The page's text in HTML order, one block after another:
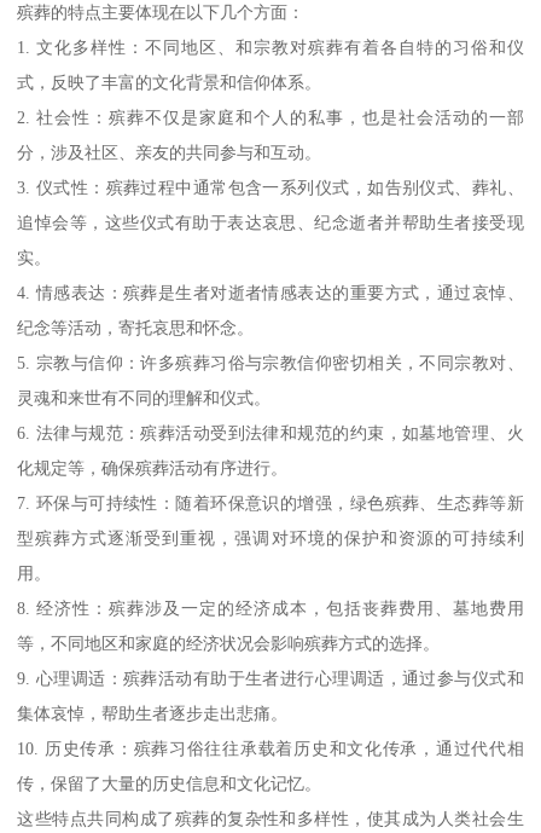
殡葬的特点主要体现在以下几个方面：
1. 文化多样性：不同地区、和宗教对殡葬有着各自特的习俗和仪
式，反映了丰富的文化背景和信仰体系。
2. 社会性：殡葬不仅是家庭和个人的私事，也是社会活动的一部
分，涉及社区、亲友的共同参与和互动。
3. 仪式性：殡葬过程中通常包含一系列仪式，如告别仪式、葬礼、
追悼会等，这些仪式有助于表达哀思、纪念逝者并帮助生者接受现
实。
4. 情感表达：殡葬是生者对逝者情感表达的重要方式，通过哀悼、
纪念等活动，寄托哀思和怀念。
5. 宗教与信仰：许多殡葬习俗与宗教信仰密切相关，不同宗教对、
灵魂和来世有不同的理解和仪式。
6. 法律与规范：殡葬活动受到法律和规范的约束，如墓地管理、火
化规定等，确保殡葬活动有序进行。
7. 环保与可持续性：随着环保意识的增强，绿色殡葬、生态葬等新
型殡葬方式逐渐受到重视，强调对环境的保护和资源的可持续利
用。
8. 经济性：殡葬涉及一定的经济成本，包括丧葬费用、墓地费用
等，不同地区和家庭的经济状况会影响殡葬方式的选择。
9. 心理调适：殡葬活动有助于生者进行心理调适，通过参与仪式和
集体哀悼，帮助生者逐步走出悲痛。
10. 历史传承：殡葬习俗往往承载着历史和文化传承，通过代代相
传，保留了大量的历史信息和文化记忆。
这些特点共同构成了殡葬的复杂性和多样性，使其成为人类社会生